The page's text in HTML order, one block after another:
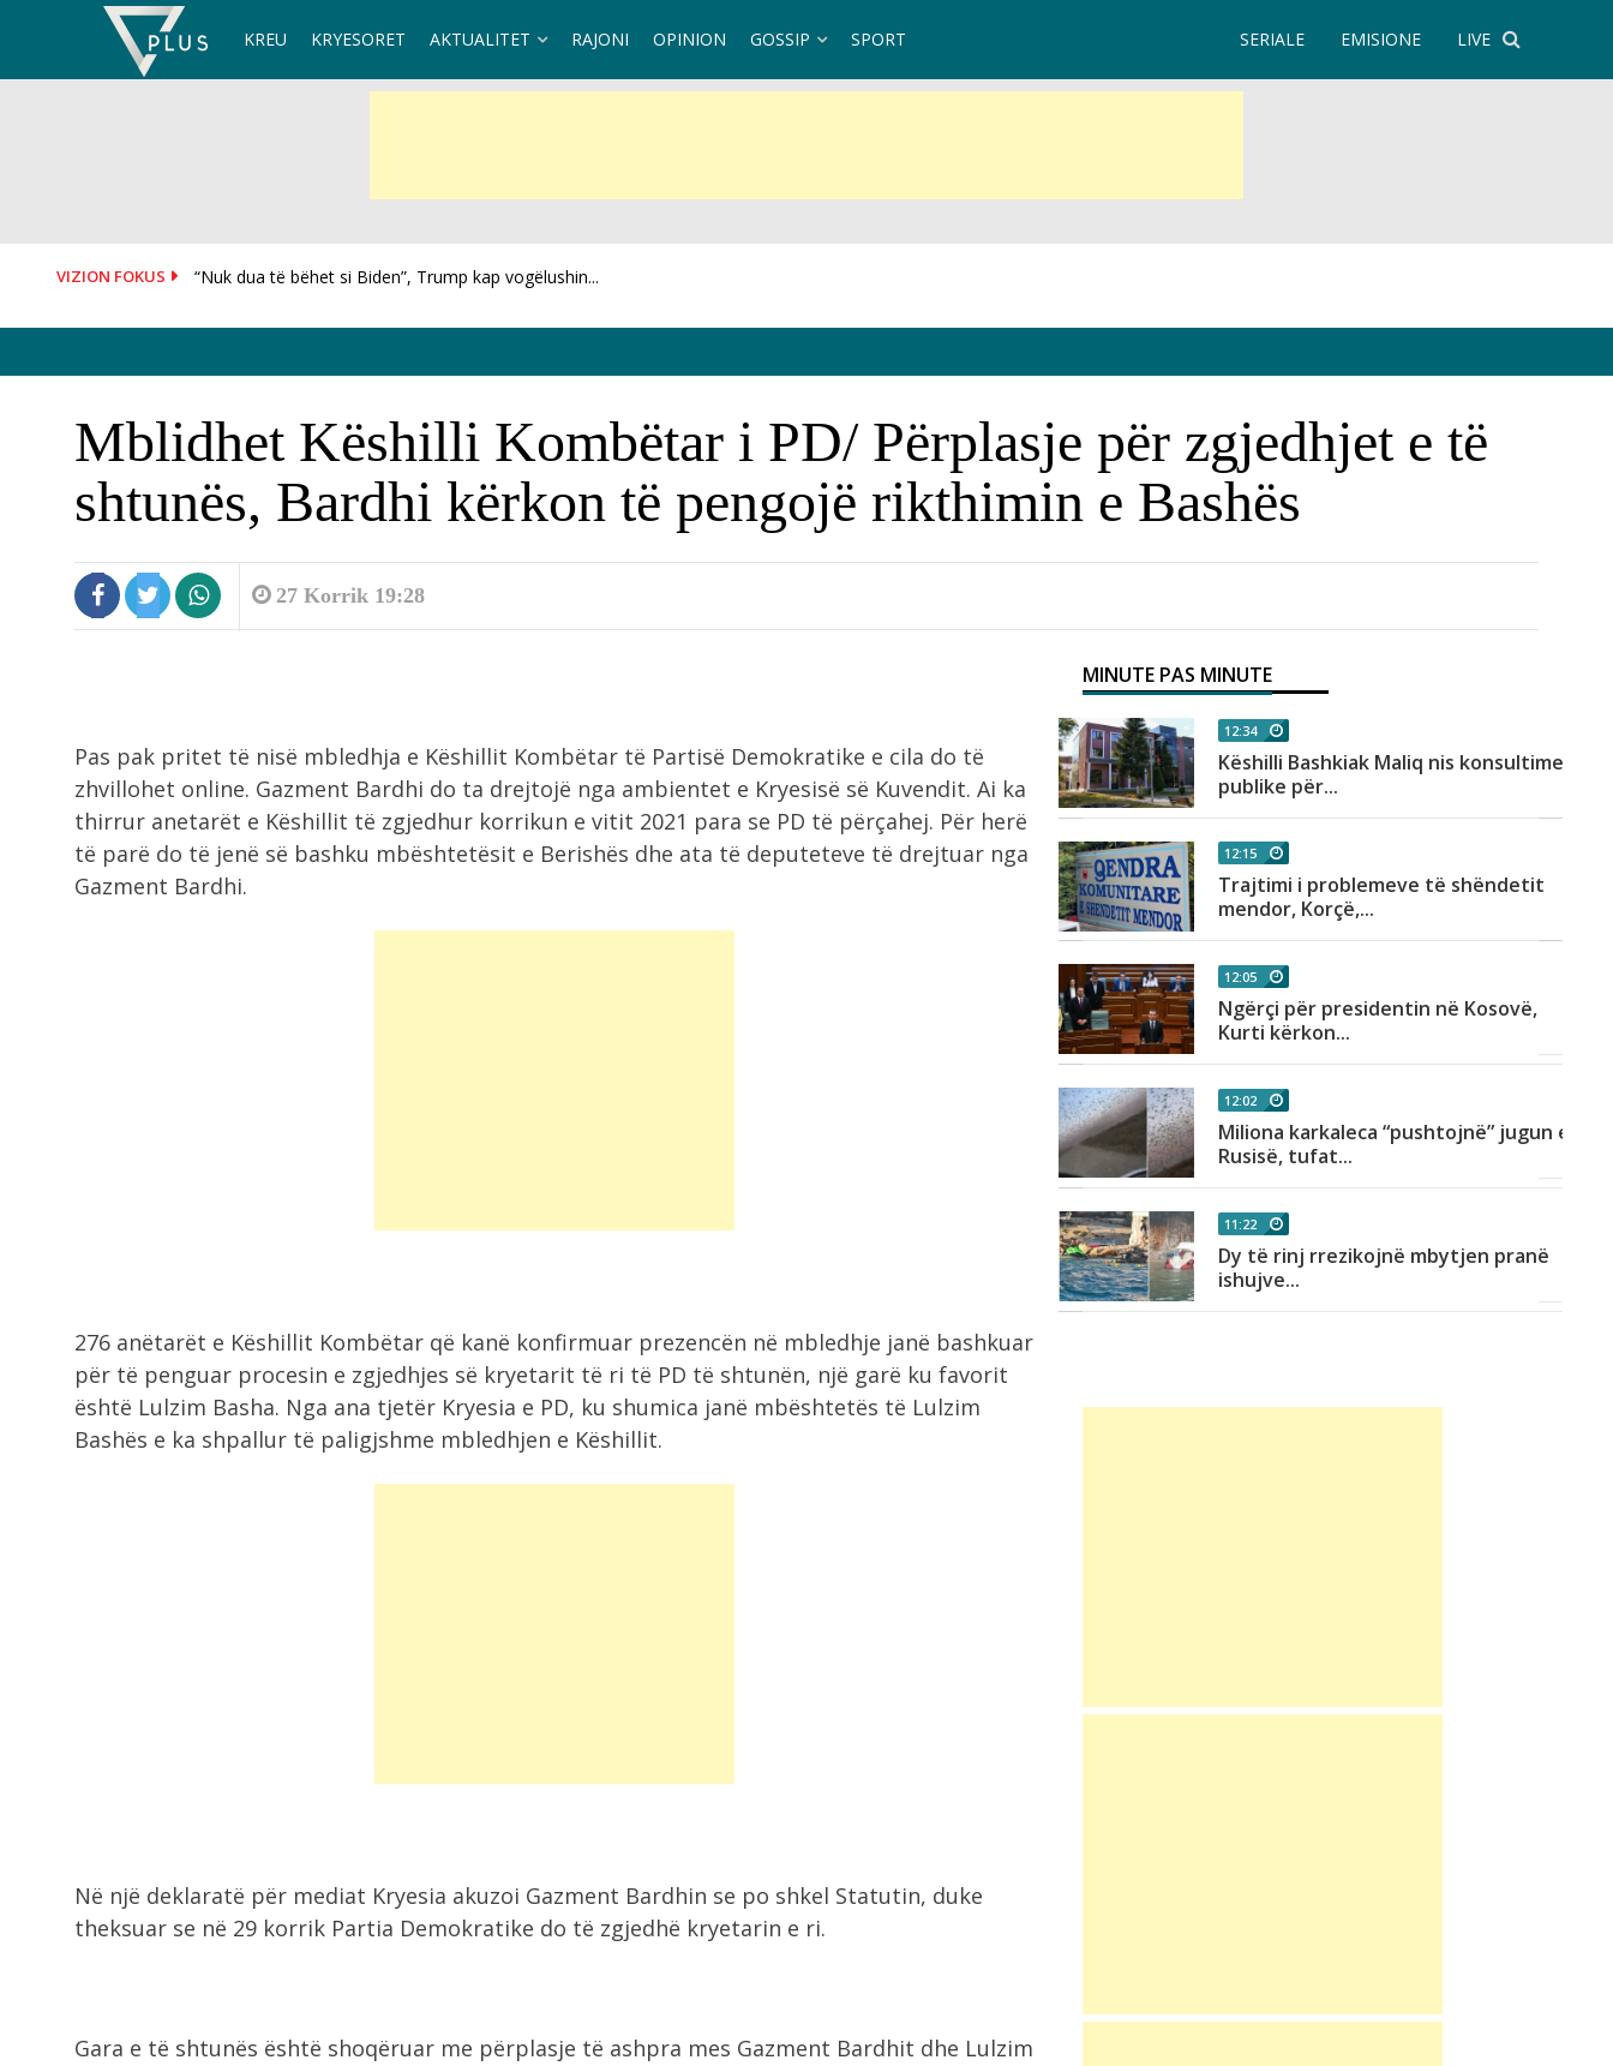
KREU KRYESORET AKTUALITET RAJONI OPINION GOSSIP SPORT LIVE
EMISIONE
SERIALE
VIZION FOKUS “Nuk dua të bëhet si Biden”, Trump kap vogëlushin...
Mblidhet Këshilli Kombëtar i PD/ Përplasje për zgjedhjet e të
shtunës, Bardhi kërkon të pengojë rikthimin e Bashës
27 Korrik 19:28
Pas pak pritet të nisë mbledhja e Këshillit Kombëtar të Partisë Demokratike e cila do të
zhvillohet online. Gazment Bardhi do ta drejtojë nga ambientet e Kryesisë së Kuvendit. Ai ka
thirrur anetarët e Këshillit të zgjedhur korrikun e vitit 2021 para se PD të përçahej. Për herë
të parë do të jenë së bashku mbështetësit e Berishës dhe ata të deputeteve të drejtuar nga
Gazment Bardhi.
276 anëtarët e Këshillit Kombëtar që kanë konfirmuar prezencën në mbledhje janë bashkuar
për të penguar procesin e zgjedhjes së kryetarit të ri të PD të shtunën, një garë ku favorit
është Lulzim Basha. Nga ana tjetër Kryesia e PD, ku shumica janë mbështetës të Lulzim
Bashës e ka shpallur të paligjshme mbledhjen e Këshillit.
Në një deklaratë për mediat Kryesia akuzoi Gazment Bardhin se po shkel Statutin, duke
theksuar se në 29 korrik Partia Demokratike do të zgjedhë kryetarin e ri.
Gara e të shtunës është shoqëruar me përplasje të ashpra mes Gazment Bardhit dhe Lulzim
MINUTE PAS MINUTE
Aksident në autostradën Fier-
Lushnjë, Audi “fluturon” nga...
10:28
Tragjedia e familjes britanike!
Tragjedi në Kretë, 40 vjeçarja bie
nga...
9:34
12:34
Këshilli Bashkiak Maliq nis konsultimet
publike për...
12:15
Trajtimi i problemeve të shëndetit
mendor, Korçë,...
12:05
Ngërçi për presidentin në Kosovë,
Kurti kërkon...
12:02
Miliona karkaleca “pushtojnë” jugun e
Rusisë, tufat...
11:22
Dy të rinj rrezikojnë mbytjen pranë
ishujve...